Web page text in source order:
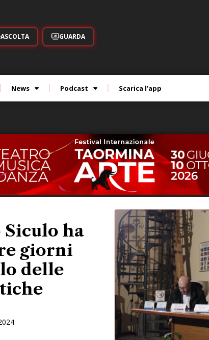
ASCOLTA GUARDA
News Podcast Scarica l’app
Siculo ha
giorni
delle